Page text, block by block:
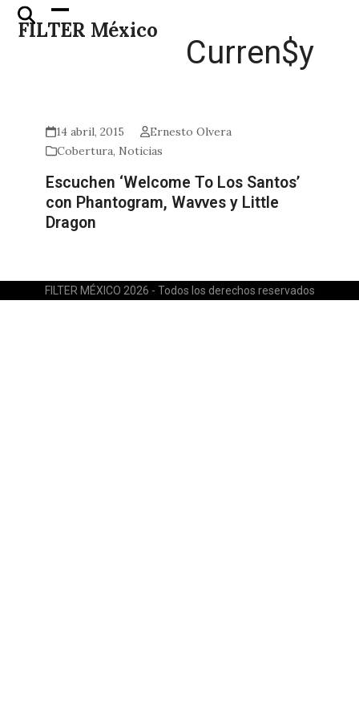
Skip
FILTER México
Open
mobile
Close
mobile
Curren$y
14 abril, 2015
Ernesto Olvera
Cobertura, Noticias
Escuchen ‘Welcome To Los Santos’
con Phantogram, Wavves y Little
Dragon
FILTER MÉXICO 2026 - Todos los derechos reservados